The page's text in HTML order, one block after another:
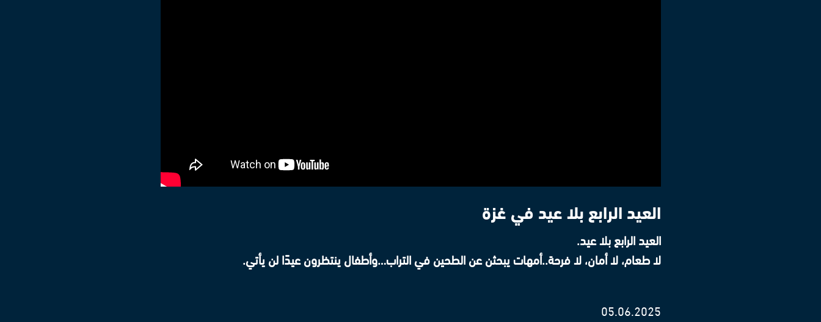
العيد الرابع بلا عيد في غزة
العيد الرابع بلا عيد.
لا طعام، لا أمان، لا فرحة..أمهات يبحثن عن الطحين في التراب…وأطفال ينتظرون عيدًا لن يأتي.
05.06.2025